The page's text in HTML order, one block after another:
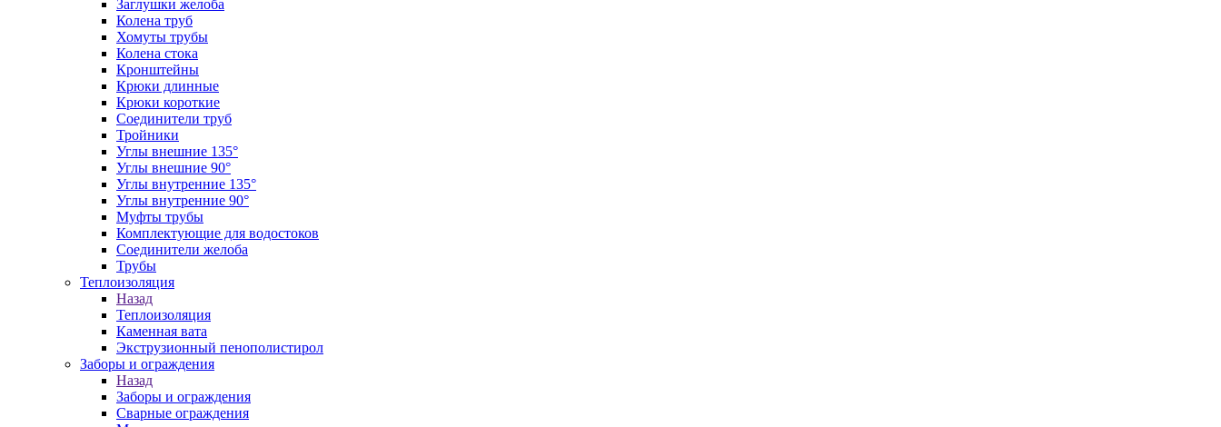
Заглушки желоба
Колена труб
Хомуты трубы
Колена стока
Кронштейны
Крюки длинные
Крюки короткие
Соединители труб
Тройники
Углы внешние 135°
Углы внешние 90°
Углы внутренние 135°
Углы внутренние 90°
Муфты трубы
Комплектующие для водостоков
Соединители желоба
Трубы
Теплоизоляция
Назад
Теплоизоляция
Каменная вата
Экструзионный пенополистирол
Заборы и ограждения
Назад
Заборы и ограждения
Сварные ограждения